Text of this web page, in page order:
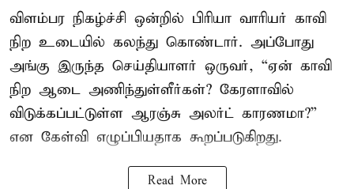
விளம்பர நிகழ்ச்சி ஒன்றில் பிரியா வாரியர் காவி
நிற உடையில் கலந்து கொண்டார். அப்போது
அங்கு இருந்த செய்தியாளர் ஒருவர், “ஏன் காவி
நிற ஆடை அணிந்துள்ளீர்கள்? கேரளாவில்
விடுக்கப்பட்டுள்ள ஆரஞ்சு அலர்ட் காரணமா?”
என கேள்வி எழுப்பியதாக கூறப்படுகிறது.
Read More